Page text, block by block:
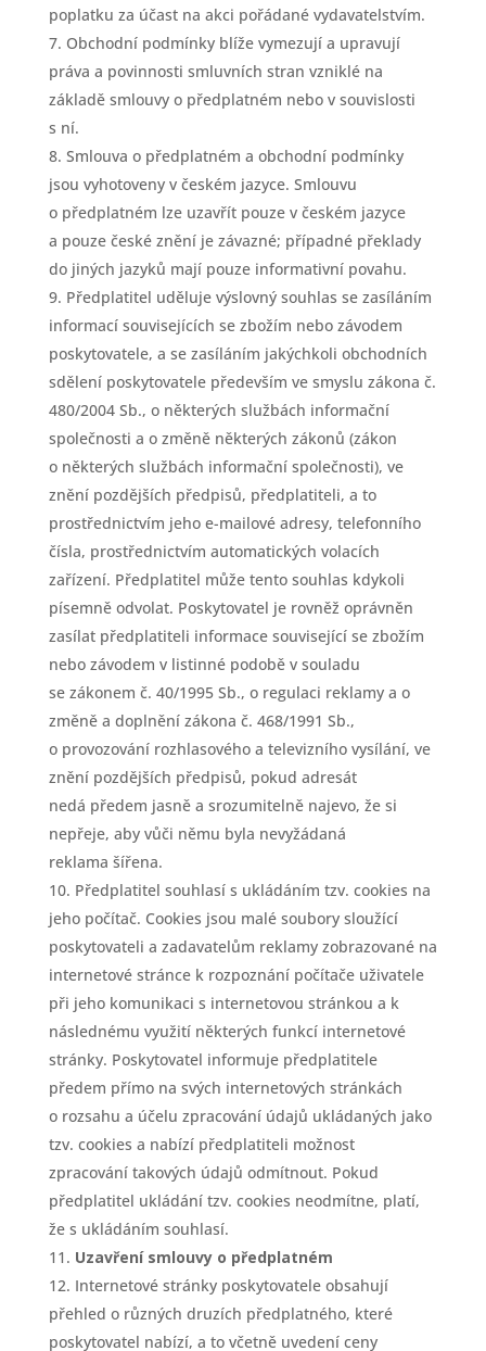
poplatku za účast na akci pořádané vydavatelstvím.
Obchodní podmínky blíže vymezují a upravují
práva a povinnosti smluvních stran vzniklé na
základě smlouvy o předplatném nebo v souvislosti
s ní.
Smlouva o předplatném a obchodní podmínky
jsou vyhotoveny v českém jazyce. Smlouvu
o předplatném lze uzavřít pouze v českém jazyce
a pouze české znění je závazné; případné překlady
do jiných jazyků mají pouze informativní povahu.
Předplatitel uděluje výslovný souhlas se zasíláním
informací souvisejících se zbožím nebo závodem
poskytovatele, a se zasíláním jakýchkoli obchodních
sdělení poskytovatele především ve smyslu zákona č.
480/2004 Sb., o některých službách informační
společnosti a o změně některých zákonů (zákon
o některých službách informační společnosti), ve
znění pozdějších předpisů, předplatiteli, a to
prostřednictvím jeho e-mailové adresy, telefonního
čísla, prostřednictvím automatických volacích
zařízení. Předplatitel může tento souhlas kdykoli
písemně odvolat. Poskytovatel je rovněž oprávněn
zasílat předplatiteli informace související se zbožím
nebo závodem v listinné podobě v souladu
se zákonem č. 40/1995 Sb., o regulaci reklamy a o
změně a doplnění zákona č. 468/1991 Sb.,
o provozování rozhlasového a televizního vysílání, ve
znění pozdějších předpisů, pokud adresát
nedá předem jasně a srozumitelně najevo, že si
nepřeje, aby vůči němu byla nevyžádaná
reklama šířena.
Předplatitel souhlasí s ukládáním tzv. cookies na
jeho počítač. Cookies jsou malé soubory sloužící
poskytovateli a zadavatelům reklamy zobrazované na
internetové stránce k rozpoznání počítače uživatele
při jeho komunikaci s internetovou stránkou a k
následnému využití některých funkcí internetové
stránky. Poskytovatel informuje předplatitele
předem přímo na svých internetových stránkách
o rozsahu a účelu zpracování údajů ukládaných jako
tzv. cookies a nabízí předplatiteli možnost
zpracování takových údajů odmítnout. Pokud
předplatitel ukládání tzv. cookies neodmítne, platí,
že s ukládáním souhlasí.
Uzavření smlouvy o předplatném
Internetové stránky poskytovatele obsahují
přehled o různých druzích předplatného, které
poskytovatel nabízí, a to včetně uvedení ceny